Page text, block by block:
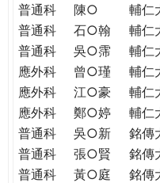
普通科
陳○ 輔仁
普通科
石○翰 輔仁
普通科
吳○霈 輔仁
應外科
曾○瑾 輔仁
應外科
江○豪 輔仁
應外科
鄭○婷 輔仁
普通科
吳○新 銘傳
普通科
張○賢 銘傳
普通科
黃○庭 銘傳